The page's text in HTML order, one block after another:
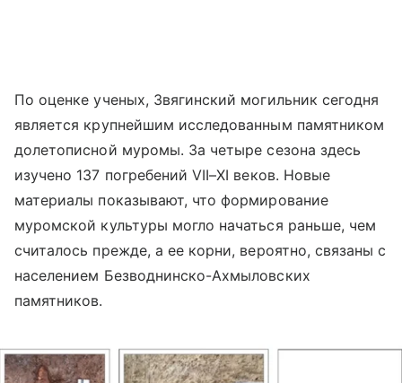
По оценке ученых, Звягинский могильник сегодня
является крупнейшим исследованным памятником
долетописной муромы. За четыре сезона здесь
изучено 137 погребений VII–XI веков. Новые
материалы показывают, что формирование
муромской культуры могло начаться раньше, чем
считалось прежде, а ее корни, вероятно, связаны с
населением Безводнинско-Ахмыловских
памятников.